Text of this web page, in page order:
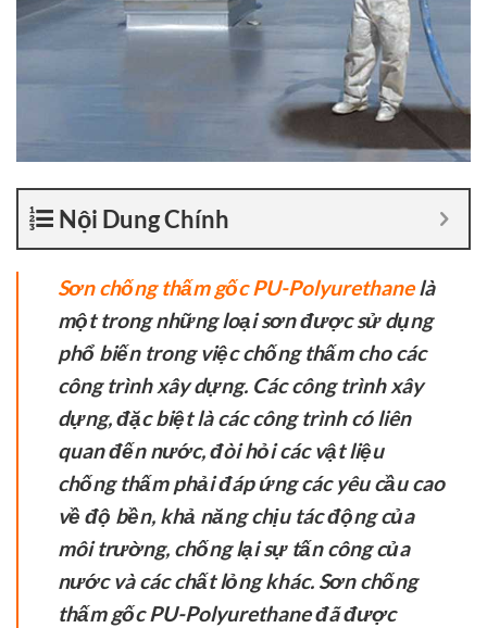
Nội Dung Chính
Sơn chống thấm gốc PU-Polyurethanelà
một trong những loại sơn được sử dụng
phổ biến trong việc chống thấm cho các
công trình xây dựng. Các công trình xây
dựng, đặc biệt là các công trình có liên
quan đến nước, đòi hỏi các vật liệu
chống thấm phải đáp ứng các yêu cầu cao
về độ bền, khả năng chịu tác động của
môi trường, chống lại sự tấn công của
nước và các chất lỏng khác. Sơn chống
thấm gốc PU-Polyurethane đã được